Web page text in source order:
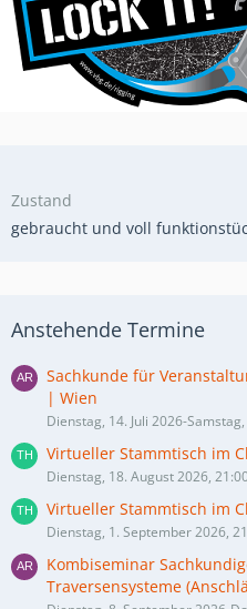
Zustand
gebraucht und voll
Anstehende Termine
Sachkunde für
| Wien
Dienstag, 14. Juli 2026-
Virtueller Stammtisch im
Dienstag, 18. August 2026,
Virtueller Stammtisch im
Dienstag, 1. September 2026,
Kombiseminar
Traversensysteme